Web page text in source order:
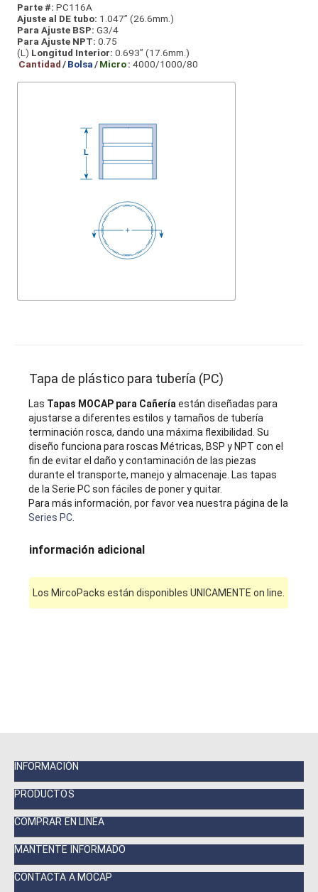
Parte #: PC116A
Ajuste al DE tubo: 1.047” (26.6mm.)
Para Ajuste BSP: G3/4
Para Ajuste NPT: 0.75
(L) Longitud Interior: 0.693” (17.6mm.)
Cantidad/Bolsa/Micro: 4000/1000/80
Tapa de plástico para tubería (PC)
Las Tapas MOCAP para Cañería están diseñadas para
ajustarse a diferentes estilos y tamaños de tubería
terminación rosca, dando una máxima flexibilidad. Su
diseño funciona para roscas Métricas, BSP y NPT con el
fin de evitar el daño y contaminación de las piezas
durante el transporte, manejo y almacenaje. Las tapas
de la Serie PC son fáciles de poner y quitar.
Para más información, por favor vea nuestra página de la
Series PC
información adicional
Los MircoPacks están disponibles UNICAMENTE on line.
INFORMACIÓN
PRODUCTOS
COMPRAR EN LÍNEA
MANTENTE INFORMADO
CONTACTA A MOCAP